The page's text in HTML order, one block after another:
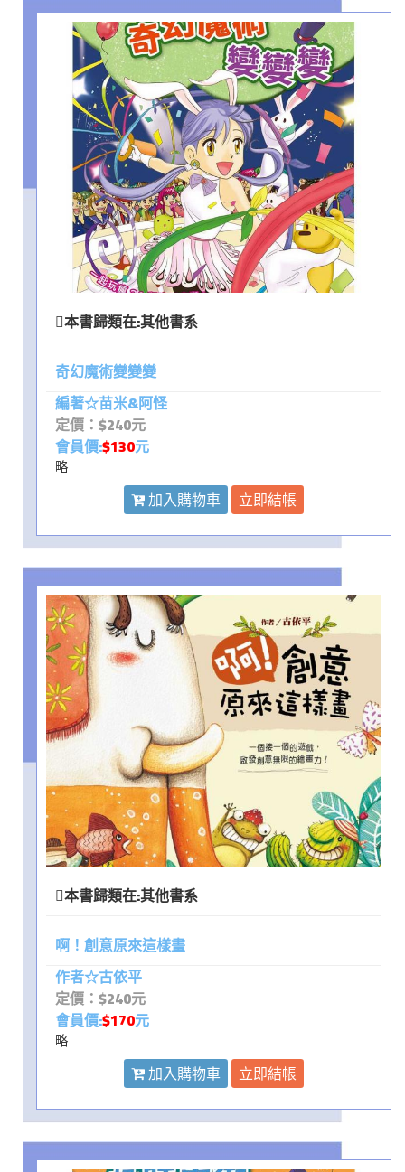
本書歸類在:其他書系
奇幻魔術變變變
編著☆苗米&阿怪
定價：$240元
會員價:$130元
略
加入購物車 立即結帳
本書歸類在:其他書系
啊！創意原來這樣畫
作者☆古依平
定價：$240元
會員價:$170元
略
加入購物車 立即結帳